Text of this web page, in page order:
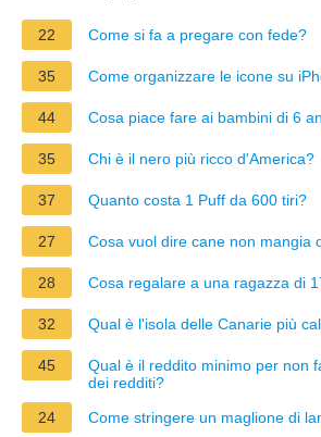
22 Come si fa a pregare con fede?
35 Come organizzare le icone su
44 Cosa piace fare ai bambini di 6
35 Chi è il nero più ricco d'America?
37 Quanto costa 1 Puff da 600 tiri?
27 Cosa vuol dire cane non mangia
28 Cosa regalare a una ragazza di
32 Qual è l'isola delle Canarie più
45
Qual è il reddito minimo per non
dei redditi?
24
Come stringere un maglione di